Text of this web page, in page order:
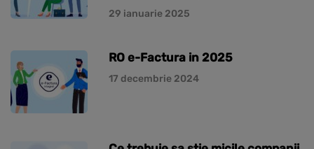
29 ianuarie 2025
RO e-Factura in 2025
17 decembrie 2024